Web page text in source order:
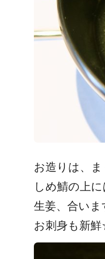
お造りは、ま
しめ鯖の上に
生姜、合いま
お刺身も新